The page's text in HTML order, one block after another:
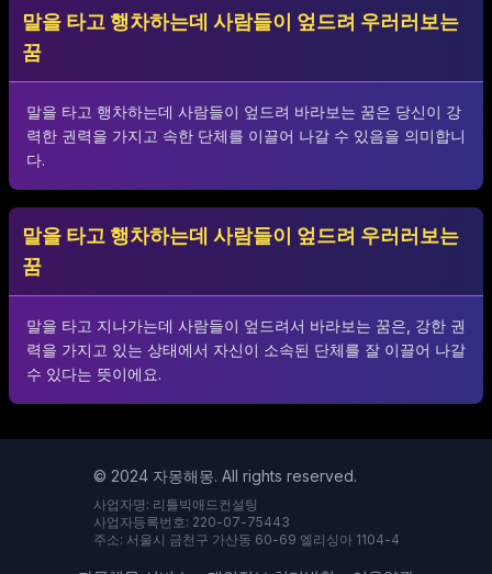
말을 타고 행차하는데 사람들이 엎드려 우러러보는
꿈
말을 타고 행차하는데 사람들이 엎드려 바라보는 꿈은 당신이 강
력한 권력을 가지고 속한 단체를 이끌어 나갈 수 있음을 의미합니
다.
말을 타고 행차하는데 사람들이 엎드려 우러러보는
꿈
말을 타고 지나가는데 사람들이 엎드려서 바라보는 꿈은, 강한 권
력을 가지고 있는 상태에서 자신이 소속된 단체를 잘 이끌어 나갈
수 있다는 뜻이에요.
© 2024 자몽해몽. All rights reserved.
사업자명: 리틀빅애드컨설팅
사업자등록번호: 220-07-75443
주소: 서울시 금천구 가산동 60-69 엘리싱아 1104-4